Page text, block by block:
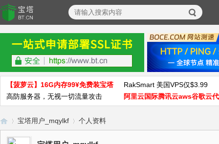
【菠萝云】16G内存99¥免费装宝塔
RakSmart 美国VPS仅$3.99
高防服务器，无视一切流量攻击
阿里云国际腾讯云aws谷歌云
宝塔用户_mqylkf 个人资料